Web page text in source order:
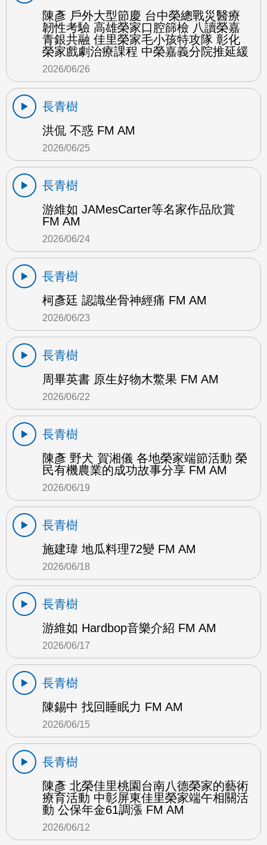
陳彥 戶外大型節慶 台中榮總戰災醫療
韌性考驗 高雄榮家口腔篩檢 八讀榮嘉
青銀共融 佳里榮家毛小孩特攻隊 彰化
榮家戲劇治療課程 中榮嘉義分院推延緩
2026/06/26
長青樹
洪侃 不惑 FM AM
2026/06/25
長青樹
游維如 JAMesCarter等名家作品欣賞
FM AM
2026/06/24
長青樹
柯彥廷 認識坐骨神經痛 FM AM
2026/06/23
長青樹
周畢英書 原生好物木鱉果 FM AM
2026/06/22
長青樹
陳彥 野犬 賀湘儀 各地榮家端節活動 榮
民有機農業的成功故事分享 FM AM
2026/06/19
長青樹
施建瑋 地瓜料理72變 FM AM
2026/06/18
長青樹
游維如 Hardbop音樂介紹 FM AM
2026/06/17
長青樹
陳錫中 找回睡眠力 FM AM
2026/06/15
長青樹
陳彥 北榮佳里桃園台南八德榮家的藝術
療育活動 中彰屏東佳里榮家端午相關活
動 公保年金61調漲 FM AM
2026/06/12